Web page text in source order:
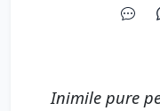
Inimile pure